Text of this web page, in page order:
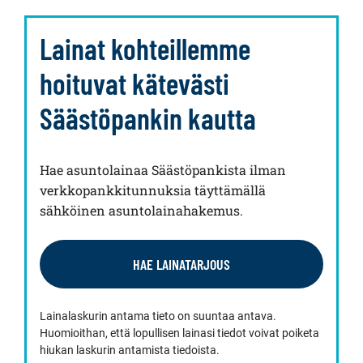
Lainat kohteillemme
hoituvat kätevästi
Säästöpankin kautta
Hae asuntolainaa Säästöpankista ilman
verkkopankkitunnuksia täyttämällä
sähköinen asuntolainahakemus.
HAE LAINATARJOUS
Lainalaskurin antama tieto on suuntaa antava.
Huomioithan, että lopullisen lainasi tiedot voivat poiketa
hiukan laskurin antamista tiedoista.